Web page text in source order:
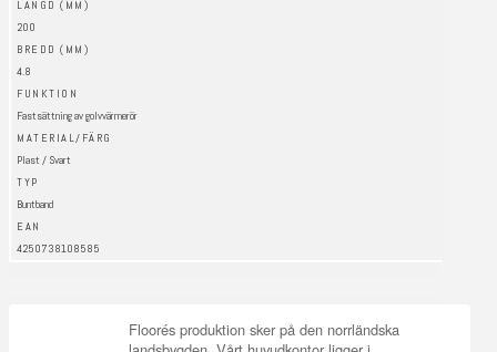
LÄNGD (MM)
200
BREDD (MM)
4.8
FUNKTION
Fastsättning av golvvärmerör
MATERIAL/FÄRG
Plast / Svart
TYP
Buntband
EAN
4250738108585
Floorés produktion sker på den norrländska